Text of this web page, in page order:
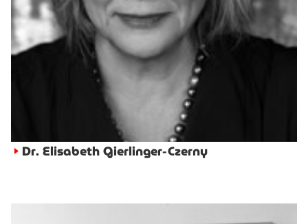
► Dr. Elisabeth Gierlinger-Czerny